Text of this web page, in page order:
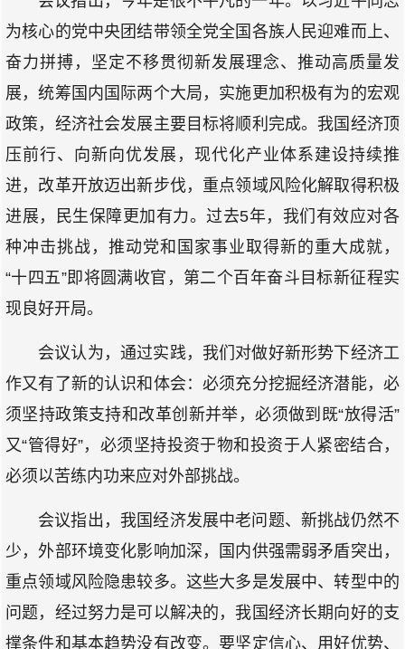
为核心的党中央团结带领全党全国各族人民迎难而上、
奋力拼搏，坚定不移贯彻新发展理念、推动高质量发
展，统筹国内国际两个大局，实施更加积极有为的宏观
政策，经济社会发展主要目标将顺利完成。我国经济顶
压前行、向新向优发展，现代化产业体系建设持续推
进，改革开放迈出新步伐，重点领域风险化解取得积极
进展，民生保障更加有力。过去5年，我们有效应对各
种冲击挑战，推动党和国家事业取得新的重大成就，
“十四五”即将圆满收官，第二个百年奋斗目标新征程实
现良好开局。
会议认为，通过实践，我们对做好新形势下经济工
作又有了新的认识和体会：必须充分挖掘经济潜能，必
须坚持政策支持和改革创新并举，必须做到既“放得活”
又“管得好”，必须坚持投资于物和投资于人紧密结合，
必须以苦练内功来应对外部挑战。
会议指出，我国经济发展中老问题、新挑战仍然不
少，外部环境变化影响加深，国内供强需弱矛盾突出，
重点领域风险隐患较多。这些大多是发展中、转型中的
问题，经过努力是可以解决的，我国经济长期向好的支
撑条件和基本趋势没有改变。要坚定信心、用好优势、